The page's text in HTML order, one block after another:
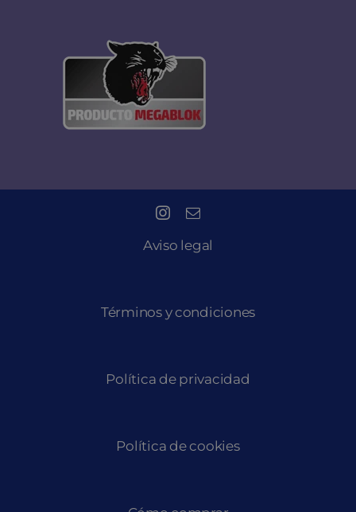
Aviso legal
Términos y condiciones
Política de privacidad
Política de cookies